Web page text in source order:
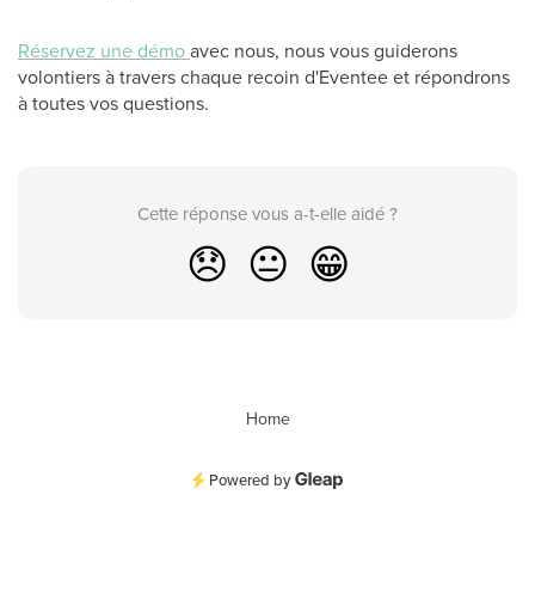
Réservez une démoavec nous, nous vous guiderons
volontiers à travers chaque recoin d'Eventee et répondrons
à toutes vos questions.
Cette réponse vous a-t-elle aidé ?
😞 😐 😁
Home
Powered by